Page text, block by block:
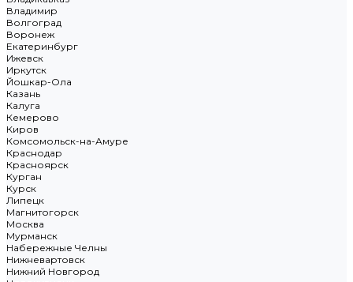
Владимир
Волгоград
Воронеж
Екатеринбург
Ижевск
Иркутск
Йошкар-Ола
Казань
Калуга
Кемерово
Киров
Комсомольск-на-Амуре
Краснодар
Красноярск
Курган
Курск
Липецк
Магнитогорск
Москва
Мурманск
Набережные Челны
Нижневартовск
Нижний Новгород